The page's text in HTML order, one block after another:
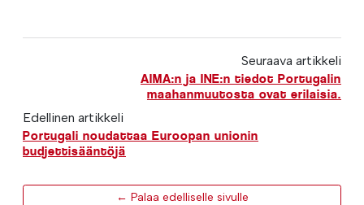
Seuraava artikkeli
AIMA:n ja INE:n tiedot Portugalin
maahanmuutosta ovat erilaisia.
Edellinen artikkeli
Portugali noudattaa Euroopan unionin
budjettisääntöjä
← Palaa edelliselle sivulle